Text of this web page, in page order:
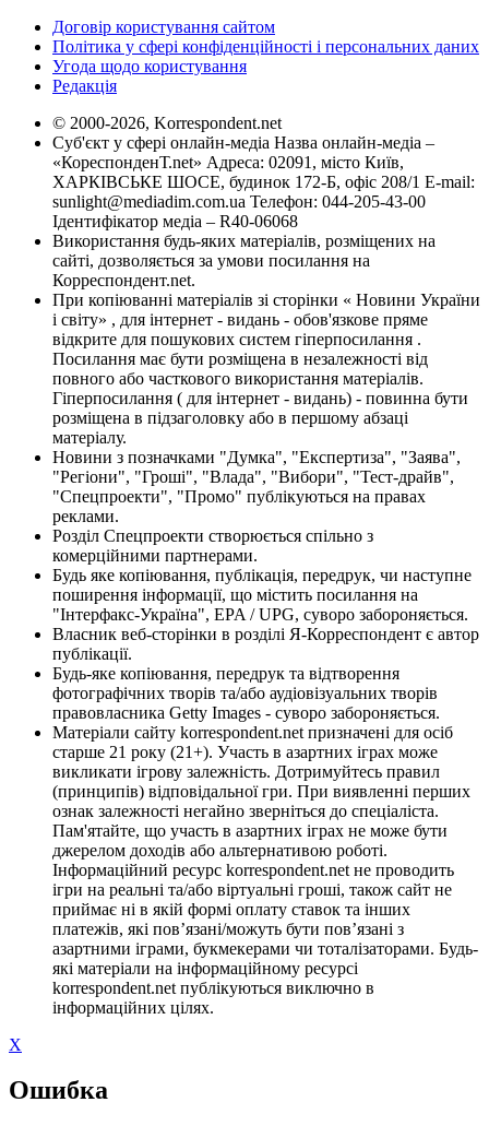
Договір користування сайтом
Політика у сфері конфіденційності і персональних даних
Угода щодо користування
Редакція
© 2000-2026, Korrespondent.net
Суб'єкт у сфері онлайн-медіа Назва онлайн-медіа –
«КореспонденТ.net» Адреса: 02091, місто Київ,
ХАРКІВСЬКЕ ШОСЕ, будинок 172-Б, офіс 208/1 E-mail:
sunlight@mediadim.com.ua Телефон: 044-205-43-00
Ідентифікатор медіа – R40-06068
Використання будь-яких матеріалів, розміщених на
сайті, дозволяється за умови посилання на
Корреспондент.net.
При копіюванні матеріалів зі сторінки « Новини України
і світу» , для інтернет - видань - обов'язкове пряме
відкрите для пошукових систем гіперпосилання .
Посилання має бути розміщена в незалежності від
повного або часткового використання матеріалів.
Гіперпосилання ( для інтернет - видань) - повинна бути
розміщена в підзаголовку або в першому абзаці
матеріалу.
Новини з позначками "Думка", "Експертиза", "Заява",
"Регіони", "Гроші", "Влада", "Вибори", "Тест-драйв",
"Спецпроекти", "Промо" публікуються на правах
реклами.
Розділ Спецпроекти створюється спільно з
комерційними партнерами.
Будь яке копіювання, публікація, передрук, чи наступне
поширення інформації, що містить посилання на
"Інтерфакс-Україна", EPA / UPG, суворо забороняється.
Власник веб-сторінки в розділі Я-Корреспондент є автор
публікації.
Будь-яке копіювання, передрук та відтворення
фотографічних творів та/або аудіовізуальних творів
правовласника Getty Images - суворо забороняється.
Матеріали сайту korrespondent.net призначені для осіб
старше 21 року (21+). Участь в азартних іграх може
викликати ігрову залежність. Дотримуйтесь правил
(принципів) відповідальної гри. При виявленні перших
ознак залежності негайно зверніться до спеціаліста.
Пам'ятайте, що участь в азартних іграх не може бути
джерелом доходів або альтернативою роботі.
Інформаційний ресурс korrespondent.net не проводить
ігри на реальні та/або віртуальні гроші, також сайт не
приймає ні в якій формі оплату ставок та інших
платежів, які пов’язані/можуть бути пов’язані з
азартними іграми, букмекерами чи тоталізаторами. Будь-
які матеріали на інформаційному ресурсі
korrespondent.net публікуються виключно в
інформаційних цілях.
X
Ошибка